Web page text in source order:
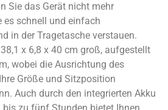
Sie das Gerät nicht mehr
es schnell und einfach
in der Tragetasche verstauen.
x 6,8 x 40 cm groß, aufgestellt
wobei die Ausrichtung des
Größe und Sitzposition
Auch durch den integrierten Akku